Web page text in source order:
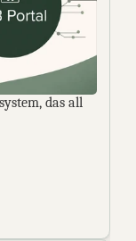
das all